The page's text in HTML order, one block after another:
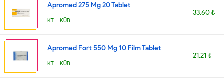
Apromed 275 Mg 20 Tablet
KT - KÜB
33.60 ₺
Apromed Fort 550 Mg 10 Film Tablet
KT - KÜB
21.21 ₺